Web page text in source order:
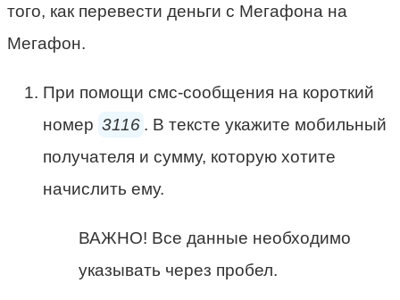
того, как перевести деньги с Мегафона на
Мегафон.
При помощи смс-сообщения на короткий
номер 3116 . В тексте укажите мобильный
получателя и сумму, которую хотите
начислить ему.
ВАЖНО! Все данные необходимо
указывать через пробел.